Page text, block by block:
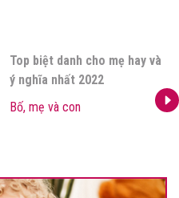
Top biệt danh cho mẹ hay và
ý nghĩa nhất 2022
Bố, mẹ và con